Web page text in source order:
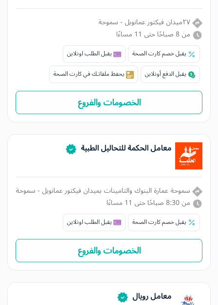
من 8 صباحًا حتى 11 مساءًا
يقبل خصم كارت الصحة
يقبل الطلب اونلاين
يقبل الدفع أونلاين
يحفظ ملفاتـك في كارت الصحة
الخصومات والفروع
معامل الحكمة للتحاليل الطبية
سموحة عمارة البنوك والتامينات بميدان فيكتور عمانويل - سموحة
من 8:30 صباحًا حتى 11 مساءًا
يقبل خصم كارت الصحة يقبل الطلب اونلاين
الخصومات والفروع
معامل رويال